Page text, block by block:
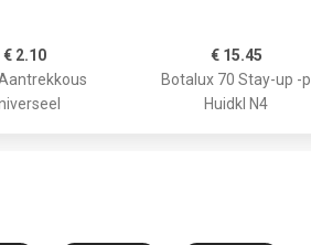
€ 2.10
€ 15.45
Botalux 70 Stay-up -p
Huidkl N4